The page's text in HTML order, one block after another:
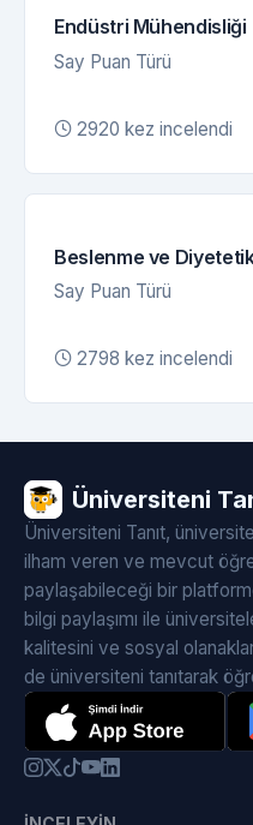
Endüstri Mühendisliği
Say Puan Türü
2920 kez incelendi
Beslenme ve
Say Puan Türü
2798 kez incelendi
Üniversiteni
Üniversiteni Tanıt,
ilham veren ve mevcut
paylaşabileceği bir
bilgi paylaşımı ile
kalitesini ve sosyal
de üniversiteni tanıtarak